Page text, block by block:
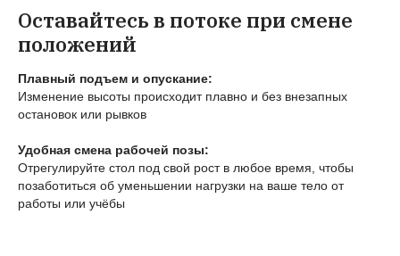
Оставайтесь в потоке при смене
положений
Плавный подъем и опускание:
Изменение высоты происходит плавно и без внезапных
остановок или рывков
Удобная смена рабочей позы:
Отрегулируйте стол под свой рост в любое время, чтобы
позаботиться об уменьшении нагрузки на ваше тело от
работы или учёбы